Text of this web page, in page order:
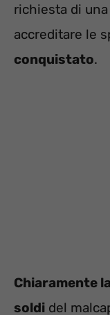
richiesta di
accreditare le
conquistato.
Chiaramente
soldi del